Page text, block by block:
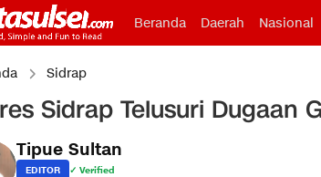
Beranda Daerah Nasional
Sidrap
Sidrap Telusuri Dugaan
Tipue Sultan
EDITOR ✓ Verified